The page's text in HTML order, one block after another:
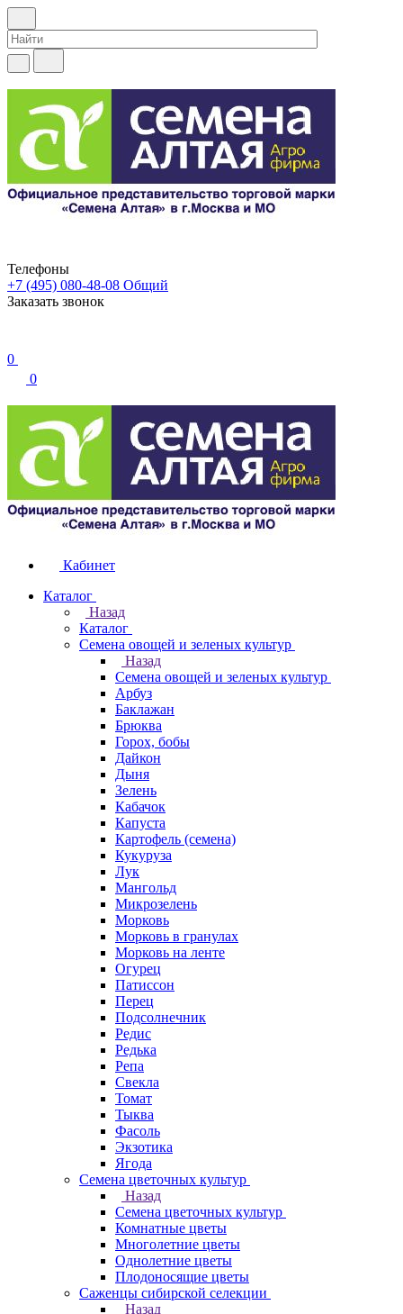
Телефоны
+7 (495) 080-48-08 Общий
Заказать звонок
0
0
Кабинет
Каталог
Назад
Каталог
Семена овощей и зеленых культур
Назад
Семена овощей и зеленых культур
Арбуз
Баклажан
Брюква
Горох, бобы
Дайкон
Дыня
Зелень
Кабачок
Капуста
Картофель (семена)
Кукуруза
Лук
Мангольд
Микрозелень
Морковь
Морковь в гранулах
Морковь на ленте
Огурец
Патиссон
Перец
Подсолнечник
Редис
Редька
Репа
Свекла
Томат
Тыква
Фасоль
Экзотика
Ягода
Семена цветочных культур
Назад
Семена цветочных культур
Комнатные цветы
Многолетние цветы
Однолетние цветы
Плодоносящие цветы
Саженцы сибирской селекции
Назад